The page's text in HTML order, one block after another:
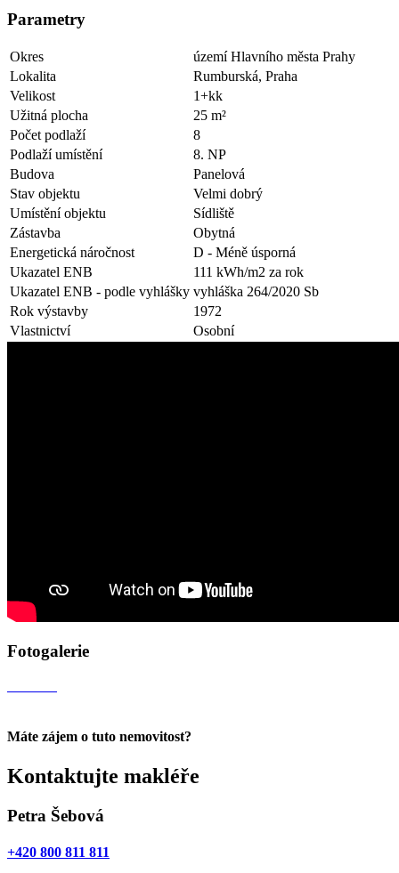
Parametry
Okres
území Hlavního města Prahy
Lokalita
Rumburská, Praha
Velikost
1+kk
Užitná plocha
25 m²
Počet podlaží
8
Podlaží umístění
8. NP
Budova
Panelová
Stav objektu
Velmi dobrý
Umístění objektu
Sídliště
Zástavba
Obytná
Energetická náročnost
D - Méně úsporná
Ukazatel ENB
111 kWh/m2 za rok
Ukazatel ENB - podle vyhlášky vyhláška 264/2020 Sb
Rok výstavby
1972
Vlastnictví
Osobní
Fotogalerie
Máte zájem o tuto nemovitost?
Kontaktujte makléře
Petra Šebová
+420 800 811 811